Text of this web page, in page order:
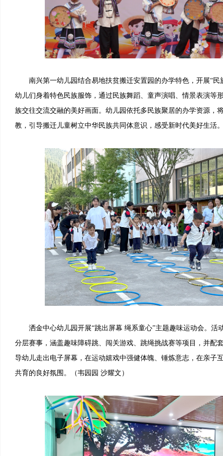
南兴第一幼儿园结合易地扶贫搬迁安置园的办学特色，开展“民
幼儿们身着特色民族服饰，通过民族舞蹈、童声演唱、情景表演等
族交往交流交融的美好画面。幼儿园依托多民族聚居的办学资源，
教，引导搬迁儿童树立中华民族共同体意识，感受新时代美好生活
洒金中心幼儿园开展“跳出屏幕 绳系童心”主题趣味运动会。活
分层赛事，涵盖趣味障碍跳、闯关游戏、跳绳挑战赛等项目，并配
导幼儿走出电子屏幕，在运动嬉戏中强健体魄、锤炼意志，在亲子
共育的良好氛围。（韦园园 沙耀文）